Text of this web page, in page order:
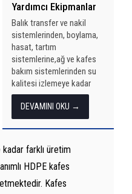
kadar farklı üretim
HDPE kafes
Kafes
Yardımcı Ekipmanlar
Balık transfer ve nakil
sistemlerinden, boylama,
hasat, tartım
sistemlerine,ağ ve kafes
bakım sistemlerinden su
kalitesi izlemeye kadar
tüm hizmetlerimiz
burada… Yönlendiriliyor…
DEVAMINI OKU →